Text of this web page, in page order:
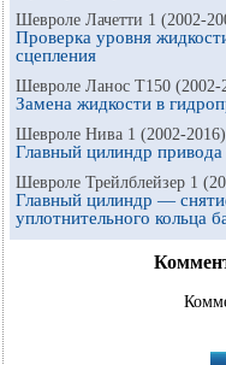
Шевроле Лачетти 1 (2002-
Проверка уровня
сцепления
Шевроле Ланос Т150 (2002-
Замена жидкости в
Шевроле Нива 1 (2002-
Главный цилиндр
Шевроле Трейлблейзер 1
Главный цилиндр —
уплотнительного кольца